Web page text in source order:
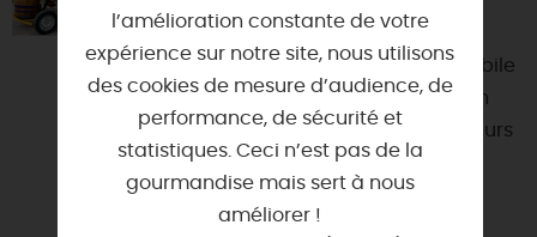
45000 - ORLEANS
Fiesta'Vélo est une guinguette mobile
à pédales conçu pour accueillir un
groupe de 15 personnes. 10 pédaleurs
et 5 au repos. I...
l’amélioration constante de votre
expérience sur notre site, nous utilisons
des cookies de mesure d’audience, de
performance, de sécurité et
statistiques. Ceci n’est pas de la
gourmandise mais sert à nous
améliorer !